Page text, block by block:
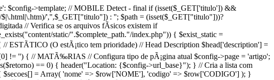
$config->template; // MOBILE Detect - final if (isset($_GET['titulo']) &&
','',$_GET["titulo"]) : ''; $path = (isset($_GET["titulo"]))?
// Verifica se os arquivos fÃ­sicos existem if
static/".$complete_path."/index.php")) { $exist_static =
(O estÃ¡tico tem prioridade) // Head Description $head['description'] =
!= '') { // MATÃ‰RIAS // Configura tipo de pÃ¡gina atual $config->page = 'artigo';
== 0) { header("Location: {$config->url_base}"); } // Cria a lista com
$secoes[] = Array( 'nome' => $row['NOME'], 'codigo' => $row['CODIGO'] ); }